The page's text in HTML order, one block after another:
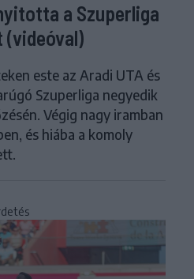
a Szuperliga
(videóval)
este az Aradi UTA és
Szuperliga negyedik
Végig nagy iramban
és hiába a komoly